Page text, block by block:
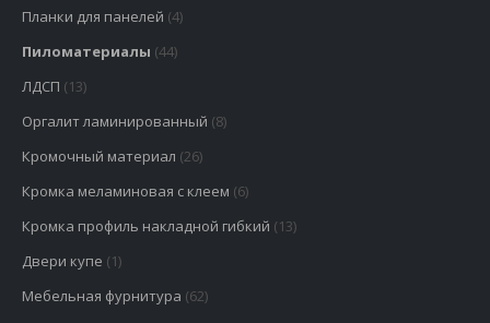
Планки для панелей (4)
Пиломатериалы (44)
ЛДСП (13)
Оргалит ламинированный (8)
Кромочный материал (26)
Кромка меламиновая с клеем (6)
Кромка профиль накладной гибкий (13)
Двери купе (1)
Мебельная фурнитура (62)